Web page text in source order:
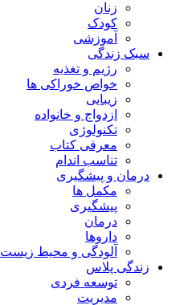
زنان
کودک
آموزشی
سبک زندگی
رژیم و تغذیه
خواص خوراکی ها
زیبایی
ازدواج و خانواده
تکنولوژی
معرفی کتاب
تناسب اندام
درمان و پیشگیری
مکمل ها
پیشگیری
درمان
داروها
آلودگی و محیط زیست
زندگی پلاس
توسعه فردی
مدیریت